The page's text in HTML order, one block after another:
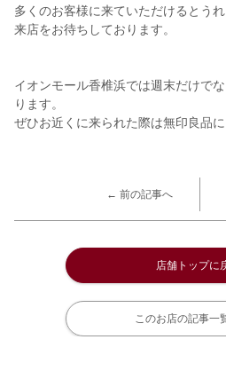
多くのお客様に来ていただけるとう
来店をお待ちしております。
イオンモール香椎浜では週末だけで
ります。
ぜひお近くに来られた際は無印良品に
← 前の記事へ
店舗トップに
このお店の記事一